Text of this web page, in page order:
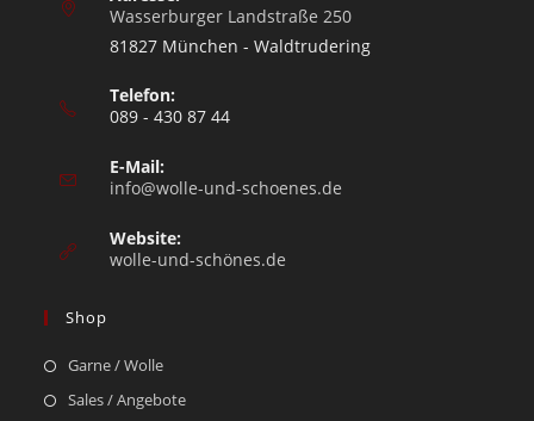
Wasserburger Landstraße 250
81827 München - Waldtrudering
Telefon:
089 - 430 87 44
E-Mail:
info@wolle-und-schoenes.de
Website:
wolle-und-schönes.de
Shop
Garne / Wolle
Sales / Angebote